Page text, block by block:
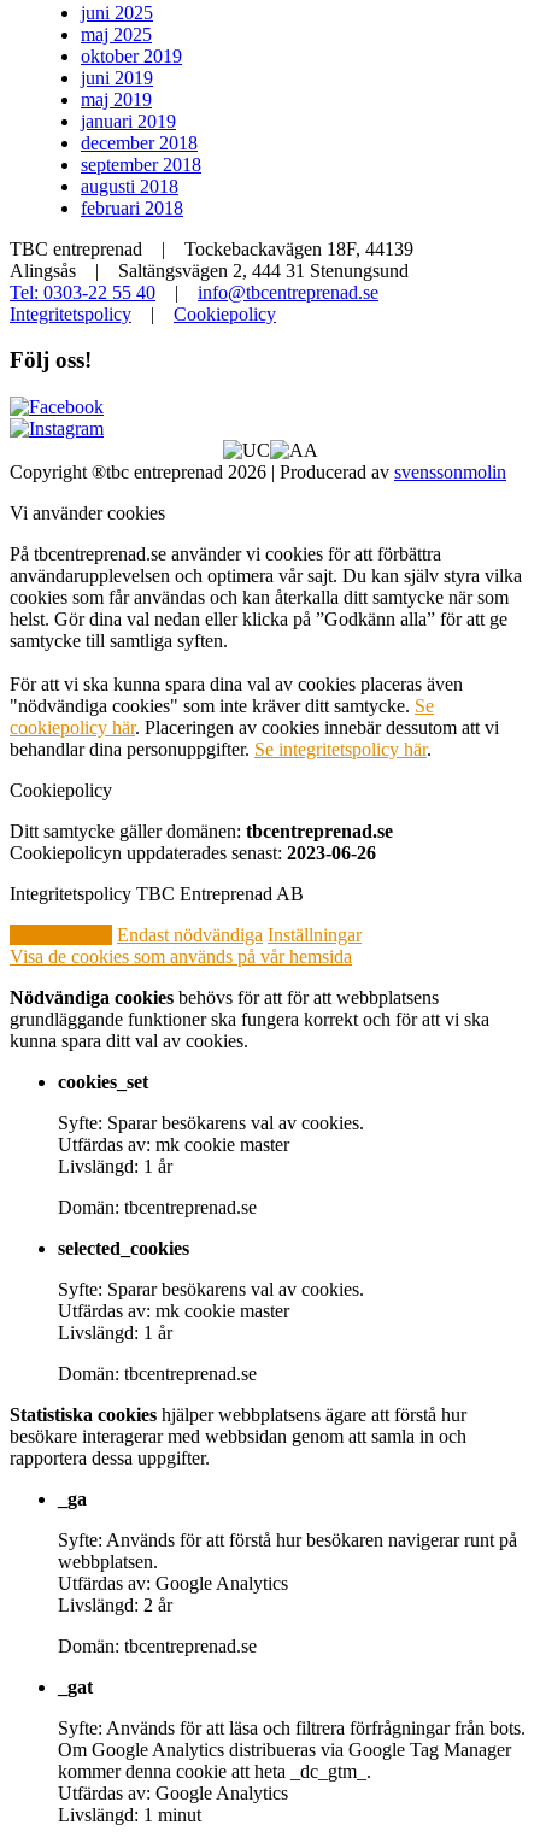
juni 2025
maj 2025
oktober 2019
juni 2019
maj 2019
januari 2019
december 2018
september 2018
augusti 2018
februari 2018
TBC entreprenad | Tockebackavägen 18F, 44139
Alingsås | Saltängsvägen 2, 444 31 Stenungsund
Tel: 0303-22 55 40 | info@tbcentreprenad.se
Integritetspolicy | Cookiepolicy
Följ oss!
Copyright ®tbc entreprenad 2026 | Producerad av svenssonmolin
Vi använder cookies
På tbcentreprenad.se använder vi cookies för att förbättra
användarupplevelsen och optimera vår sajt. Du kan själv styra vilka
cookies som får användas och kan återkalla ditt samtycke när som
helst. Gör dina val nedan eller klicka på ”Godkänn alla” för att ge
samtycke till samtliga syften.
För att vi ska kunna spara dina val av cookies placeras även
"nödvändiga cookies" som inte kräver ditt samtycke. Se
cookiepolicy här. Placeringen av cookies innebär dessutom att vi
behandlar dina personuppgifter. Se integritetspolicy här.
Cookiepolicy
Ditt samtycke gäller domänen: tbcentreprenad.se
Cookiepolicyn uppdaterades senast: 2023-06-26
Integritetspolicy TBC Entreprenad AB
Endast nödvändiga Inställningar
Visa de cookies som används på vår hemsida
Nödvändiga cookies behövs för att för att webbplatsens
grundläggande funktioner ska fungera korrekt och för att vi ska
kunna spara ditt val av cookies.
cookies_set
Syfte: Sparar besökarens val av cookies.
Utfärdas av: mk cookie master
Livslängd: 1 år
Domän: tbcentreprenad.se
selected_cookies
Syfte: Sparar besökarens val av cookies.
Utfärdas av: mk cookie master
Livslängd: 1 år
Domän: tbcentreprenad.se
Statistiska cookies hjälper webbplatsens ägare att förstå hur
besökare interagerar med webbsidan genom att samla in och
rapportera dessa uppgifter.
_ga
Syfte: Används för att förstå hur besökaren navigerar runt på
webbplatsen.
Utfärdas av: Google Analytics
Livslängd: 2 år
Domän: tbcentreprenad.se
_gat
Syfte: Används för att läsa och filtrera förfrågningar från bots.
Om Google Analytics distribueras via Google Tag Manager
kommer denna cookie att heta _dc_gtm_.
Utfärdas av: Google Analytics
Livslängd: 1 minut